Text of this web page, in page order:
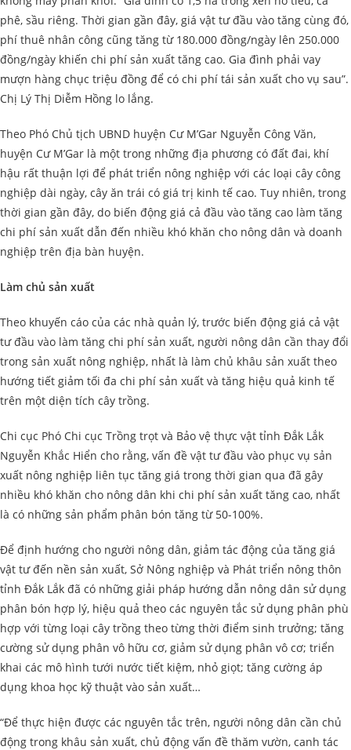
phê, sầu riêng. Thời gian gần đây, giá vật tư đầu vào tăng cùng đó,
phí thuê nhân công cũng tăng từ 180.000 đồng/ngày lên 250.000
đồng/ngày khiến chi phí sản xuất tăng cao. Gia đình phải vay
mượn hàng chục triệu đồng để có chi phí tái sản xuất cho vụ sau”.
Chị Lý Thị Diễm Hồng lo lắng.
Theo Phó Chủ tịch UBND huyện Cư M’Gar Nguyễn Công Văn,
huyện Cư M’Gar là một trong những địa phương có đất đai, khí
hậu rất thuận lợi để phát triển nông nghiệp với các loại cây công
nghiệp dài ngày, cây ăn trái có giá trị kinh tế cao. Tuy nhiên, trong
thời gian gần đây, do biến động giá cả đầu vào tăng cao làm tăng
chi phí sản xuất dẫn đến nhiều khó khăn cho nông dân và doanh
nghiệp trên địa bàn huyện.
Làm chủ sản xuất
Theo khuyến cáo của các nhà quản lý, trước biến động giá cả vật
tư đầu vào làm tăng chi phí sản xuất, người nông dân cần thay đổi
trong sản xuất nông nghiệp, nhất là làm chủ khâu sản xuất theo
hướng tiết giảm tối đa chi phí sản xuất và tăng hiệu quả kinh tế
trên một diện tích cây trồng.
Chi cục Phó Chi cục Trồng trọt và Bảo vệ thực vật tỉnh Đắk Lắk
Nguyễn Khắc Hiển cho rằng, vấn đề vật tư đầu vào phục vụ sản
xuất nông nghiệp liên tục tăng giá trong thời gian qua đã gây
nhiều khó khăn cho nông dân khi chi phí sản xuất tăng cao, nhất
là có những sản phẩm phân bón tăng từ 50-100%.
Để định hướng cho người nông dân, giảm tác động của tăng giá
vật tư đến nền sản xuất, Sở Nông nghiệp và Phát triển nông thôn
tỉnh Đắk Lắk đã có những giải pháp hướng dẫn nông dân sử dụng
phân bón hợp lý, hiệu quả theo các nguyên tắc sử dụng phân phù
hợp với từng loại cây trồng theo từng thời điểm sinh trưởng; tăng
cường sử dụng phân vô hữu cơ, giảm sử dụng phân vô cơ; triển
khai các mô hình tưới nước tiết kiệm, nhỏ giọt; tăng cường áp
dụng khoa học kỹ thuật vào sản xuất…
“Để thực hiện được các nguyên tắc trên, người nông dân cần chủ
động trong khâu sản xuất, chủ động vấn đề thăm vườn, canh tác